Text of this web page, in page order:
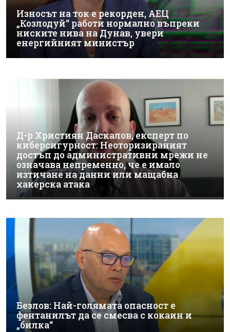
Износът на ток е рекорден, АЕЦ
„Козлодуй“ работи нормално въпреки
ниските нива на Дунав, увери
енергийният министър
Д-р Християн Даскалов, експерт по
киберсигурност: Неоторизираният
достъп до административни мрежи не
означава непременно, че е имало
изтичане на данни или мащабна
хакерска атака
Безлов: Най-голямата опасност е
фентанилът да се смесва с кокаин и
„билка“